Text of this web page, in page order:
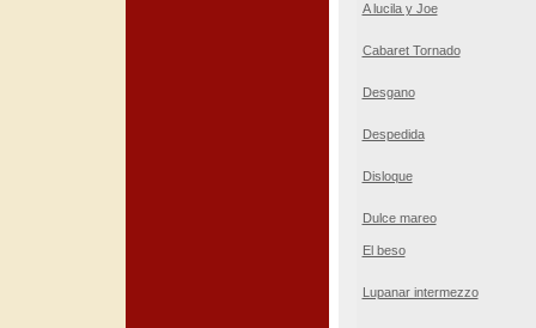
A lucila y Joe
Cabaret Tornado
Desgano
Despedida
Disloque
Dulce mareo
El beso
Lupanar intermezzo